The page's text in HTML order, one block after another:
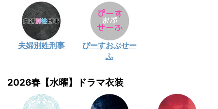
夫婦別姓刑事
ぴーすおぶせー
ふ
2026春【水曜】ドラマ衣装